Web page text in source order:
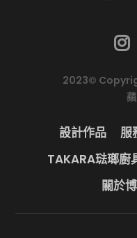
2023©
設計作品 服
TAKARA琺瑯廚
關於